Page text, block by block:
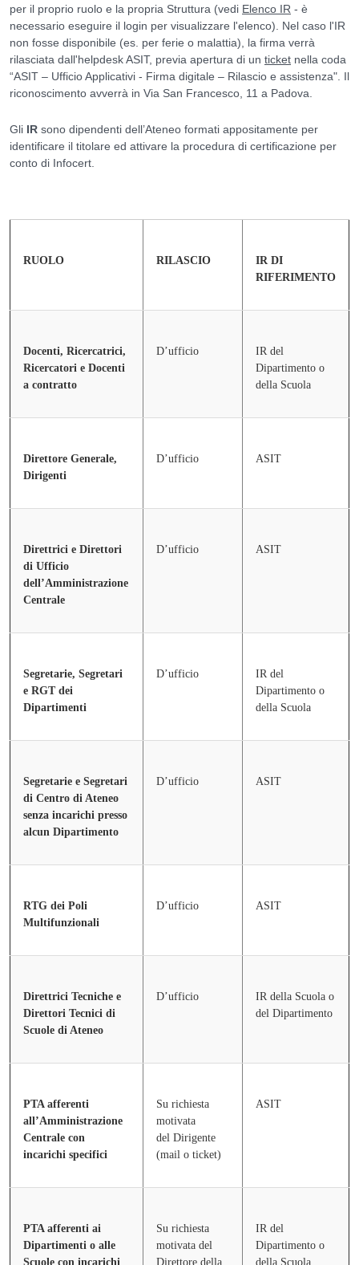
per il proprio ruolo e la propria Struttura (vedi Elenco IR - è
necessario eseguire il login per visualizzare l'elenco). Nel caso l'IR
non fosse disponibile (es. per ferie o malattia), la firma verrà
rilasciata dall'helpdesk ASIT, previa apertura di un ticket nella coda
“ASIT – Ufficio Applicativi - Firma digitale – Rilascio e assistenza". Il
riconoscimento avverrà in Via San Francesco, 11 a Padova.
Gli IR sono dipendenti dell’Ateneo formati appositamente per
identificare il titolare ed attivare la procedura di certificazione per
conto di Infocert.
RUOLO RILASCIO
IR DI
RIFERIMENTO
Docenti, Ricercatrici,
Ricercatori e Docenti
a contratto
D’ufficio
IR del
Dipartimento o
della Scuola
Direttore Generale,
Dirigenti
D’ufficio ASIT
Direttrici e Direttori
di Ufficio
dell’Amministrazione
Centrale
D’ufficio ASIT
Segretarie, Segretari
e RGT dei
Dipartimenti
D’ufficio
IR del
Dipartimento o
della Scuola
Segretarie e Segretari
di Centro di Ateneo
senza incarichi presso
alcun Dipartimento
D’ufficio ASIT
RTG dei Poli
Multifunzionali
D’ufficio ASIT
Direttrici Tecniche e
Direttori Tecnici di
Scuole di Ateneo
D’ufficio
IR della Scuola o
del Dipartimento
PTA afferenti
all’Amministrazione
Centrale con
incarichi specifici
Su richiesta
motivata
del Dirigente
(mail o ticket)
ASIT
PTA afferenti ai
Dipartimenti o alle
Scuole con incarichi
Su richiesta
motivata del
Direttore della
IR del
Dipartimento o
della Scuola